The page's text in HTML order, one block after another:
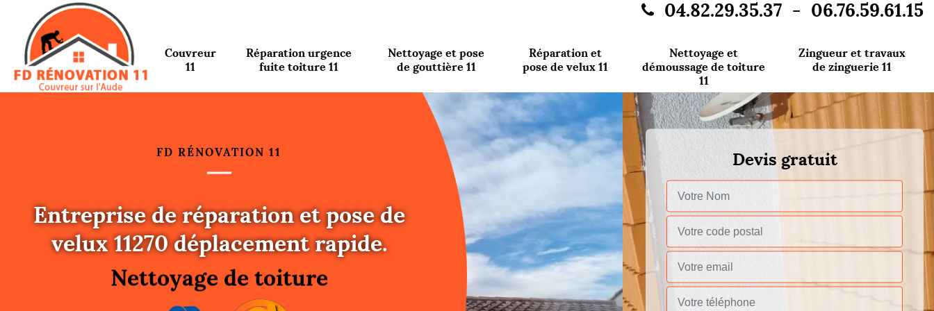
04.82.29.35.37 - 06.76.59.61.15
Couvreur
11
Réparation urgence
fuite toiture 11
Nettoyage et pose
de gouttière 11
Réparation et
pose de velux 11
Nettoyage et
démoussage de toiture
11
Zingueur et travaux
de zinguerie 11
FD RÉNOVATION 11
Entreprise de réparation et pose de
velux 11270 déplacement rapide.
Urgence fuite toiture
Changement de toiture
Nettoyage de toiture
Devis gratuit